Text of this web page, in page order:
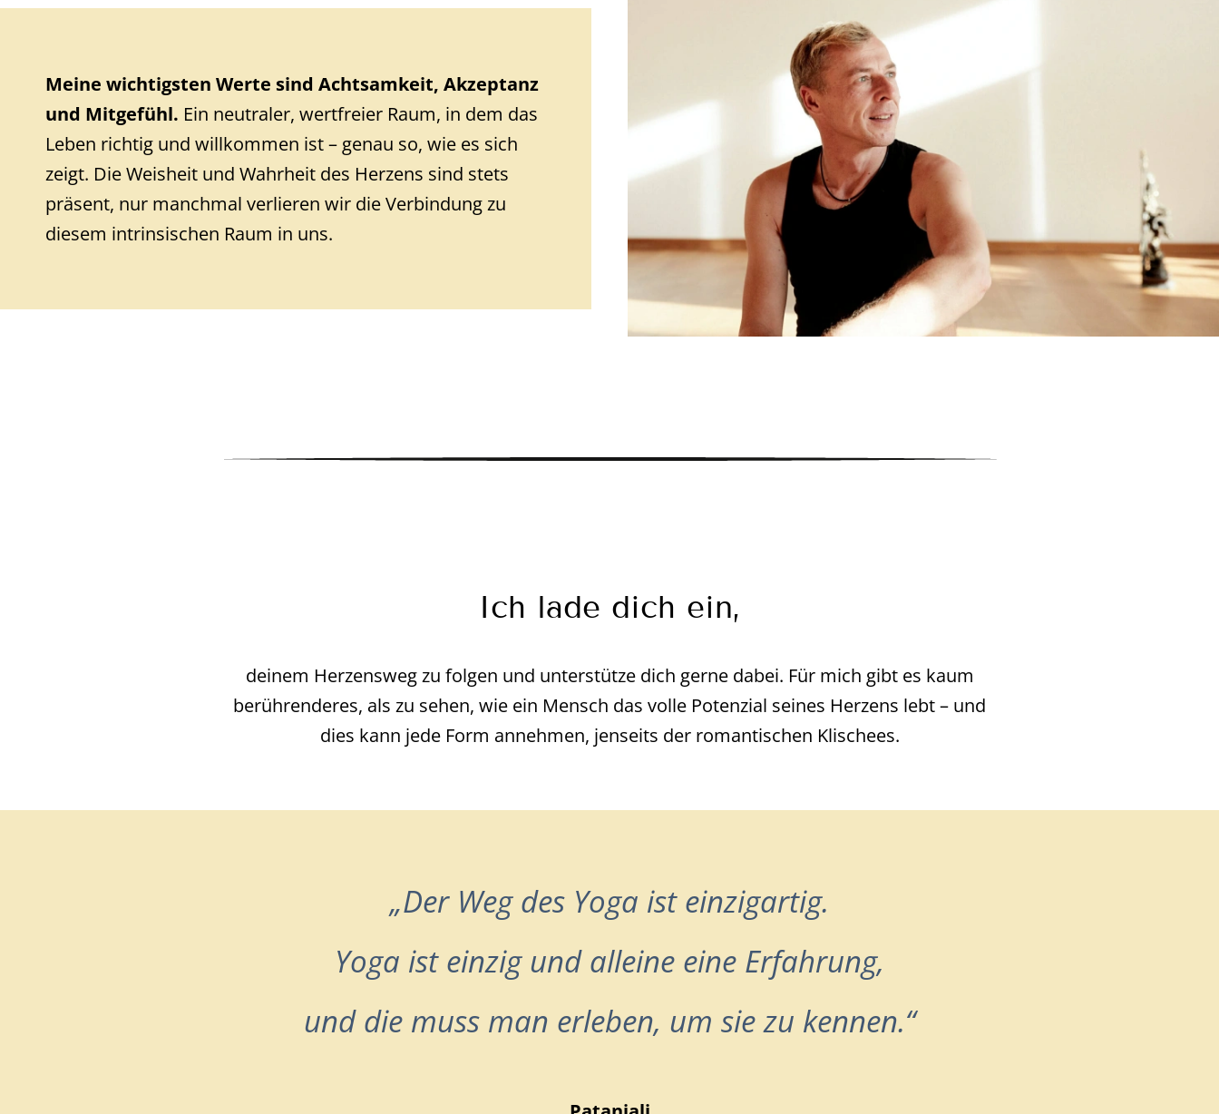
Meine wichtigsten Werte sind Achtsamkeit, Akzeptanz
und Mitgefühl. Ein neutraler, wertfreier Raum, in dem das
Leben richtig und willkommen ist – genau so, wie es sich
zeigt. Die Weisheit und Wahrheit des Herzens sind stets
präsent, nur manchmal verlieren wir die Verbindung zu
diesem intrinsischen Raum in uns.
Ich lade dich ein,
deinem Herzensweg zu folgen und unterstütze dich gerne dabei. Für mich gibt es kaum
berührenderes, als zu sehen, wie ein Mensch das volle Potenzial seines Herzens lebt – und
dies kann jede Form annehmen, jenseits der romantischen Klischees.
Der Weg des Yoga ist einzigartig.
Yoga ist einzig und alleine eine Erfahrung,
und die muss man erleben, um sie zu kennen.